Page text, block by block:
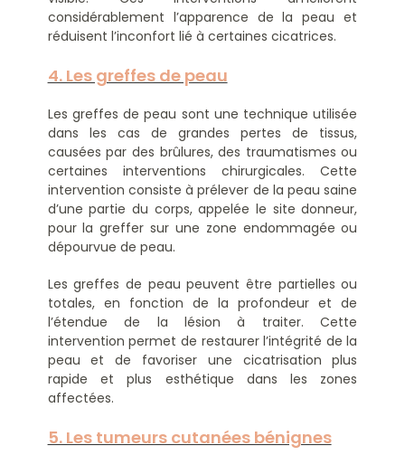
considérablement l’apparence de la peau et
réduisent l’inconfort lié à certaines cicatrices.
4. Les greffes de peau
Les greffes de peau sont une technique utilisée
dans les cas de grandes pertes de tissus,
causées par des brûlures, des traumatismes ou
certaines interventions chirurgicales. Cette
intervention consiste à prélever de la peau saine
d’une partie du corps, appelée le site donneur,
pour la greffer sur une zone endommagée ou
dépourvue de peau.
Les greffes de peau peuvent être partielles ou
totales, en fonction de la profondeur et de
l’étendue de la lésion à traiter. Cette
intervention permet de restaurer l’intégrité de la
peau et de favoriser une cicatrisation plus
rapide et plus esthétique dans les zones
affectées.
5. Les tumeurs cutanées bénignes